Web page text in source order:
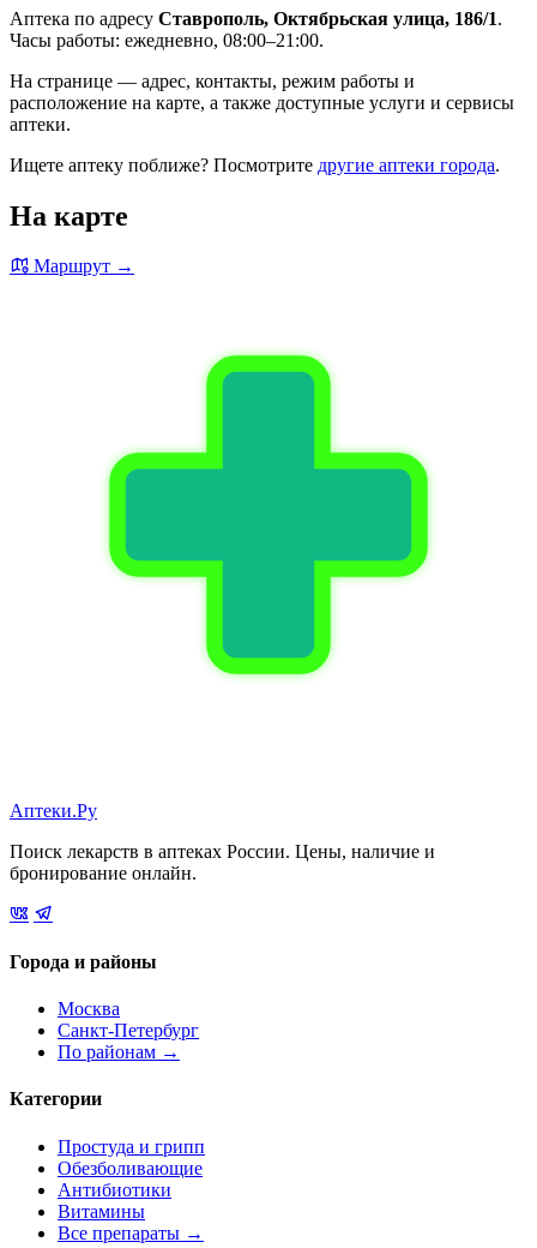
Аптека по адресу Ставрополь, Октябрьская улица, 186/1.
Часы работы: ежедневно, 08:00–21:00.
На странице — адрес, контакты, режим работы и
расположение на карте, а также доступные услуги и сервисы
аптеки.
Ищете аптеку поближе? Посмотрите другие аптеки города.
На карте
Маршрут →
Аптеки.Ру
Поиск лекарств в аптеках России. Цены, наличие и
бронирование онлайн.
Города и районы
Москва
Санкт-Петербург
По районам →
Категории
Простуда и грипп
Обезболивающие
Антибиотики
Витамины
Все препараты →